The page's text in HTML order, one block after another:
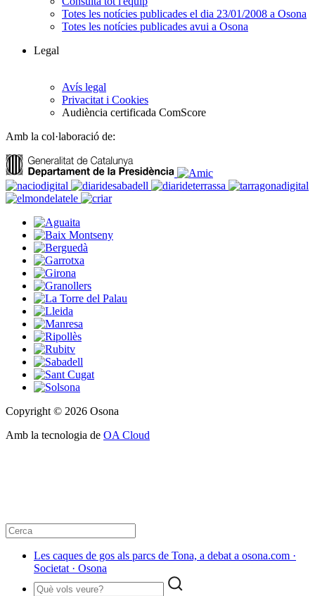
Totes les notícies publicades el dia 23/01/2008 a Osona
Totes les notícies publicades avui a Osona
Legal
Avís legal
Privacitat i Cookies
Audiència certificada ComScore
Amb la col·laboració de:
Copyright © 2026 Osona
Amb la tecnologia de OA Cloud
Les caques de gos als parcs de Tona, a debat a osona.com ·
Societat · Osona